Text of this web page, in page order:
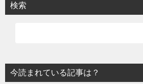
検索
今読まれている記事は？